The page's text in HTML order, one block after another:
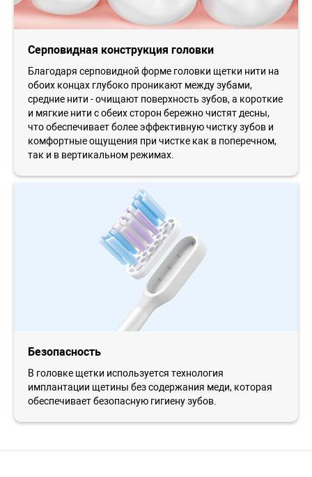
Серповидная конструкция головки
Благодаря серповидной форме головки щетки нити на
обоих концах глубоко проникают между зубами,
средние нити - очищают поверхность зубов, а короткие
и мягкие нити с обеих сторон бережно чистят десны,
что обеспечивает более эффективную чистку зубов и
комфортные ощущения при чистке как в поперечном,
так и в вертикальном режимах.
Безопасность
В головке щетки используется технология
имплантации щетины без содержания меди, которая
обеспечивает безопасную гигиену зубов.